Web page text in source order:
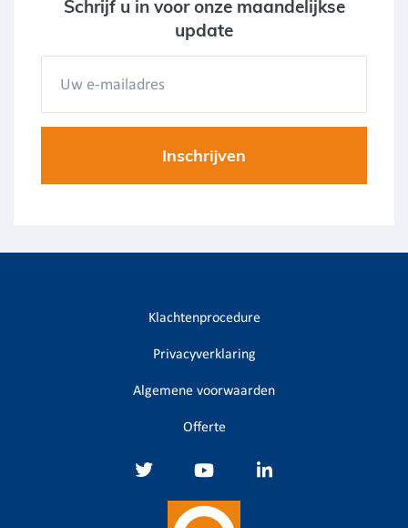
Schrijf u in voor onze maandelijkse
update
Klachtenprocedure
Privacyverklaring
Algemene voorwaarden
Offerte